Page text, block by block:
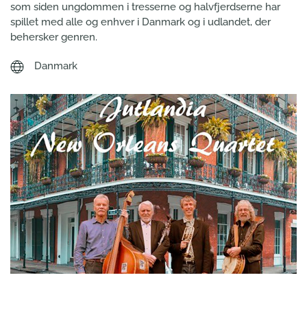
som siden ungdommen i tresserne og halvfjerdserne har
spillet med alle og enhver i Danmark og i udlandet, der
behersker genren.
Danmark